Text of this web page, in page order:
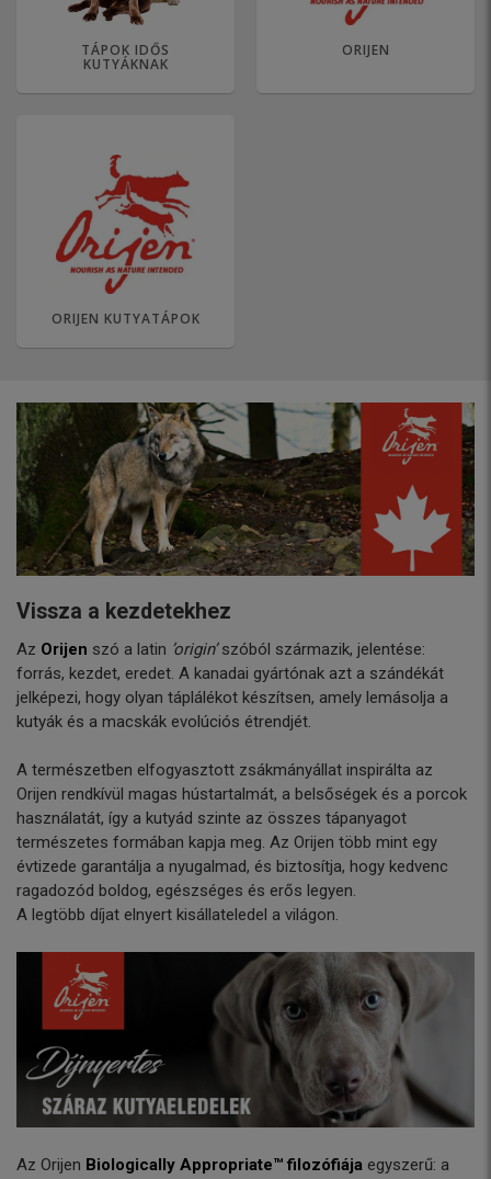
TÁPOK IDŐS
KUTYÁKNAK
ORIJEN
ORIJEN KUTYATÁPOK
Vissza a kezdetekhez
Az Orijen szó a latin ’origin’szóból származik, jelentése:
forrás, kezdet, eredet. A kanadai gyártónak azt a szándékát
jelképezi, hogy olyan táplálékot készítsen, amely lemásolja a
kutyák és a macskák evolúciós étrendjét.
A természetben elfogyasztott zsákmányállat inspirálta az
Orijen rendkívül magas hústartalmát, a belsőségek és a porcok
használatát, így a kutyád szinte az összes tápanyagot
természetes formában kapja meg. Az Orijen több mint egy
évtizede garantálja a nyugalmad, és biztosítja, hogy kedvenc
ragadozód boldog, egészséges és erős legyen.
A legtöbb díjat elnyert kisállateledel a világon.
Az Orijen Biologically Appropriate™ filozófiája egyszerű: a